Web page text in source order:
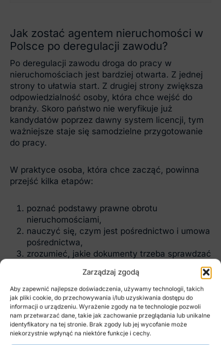
Zarządzaj zgodą
Aby zapewnić najlepsze doświadczenia, używamy technologii, takich
jak pliki cookie, do przechowywania i/lub uzyskiwania dostępu do
informacji o urządzeniu. Wyrażenie zgody na te technologie pozwoli
nam przetwarzać dane, takie jak zachowanie przeglądania lub unikalne
identyfikatory na tej stronie. Brak zgody lub jej wycofanie może
niekorzystnie wpłynąć na niektóre funkcje i cechy.
Jak zostać agentem nieruchomości w
Polsce po deregulacji zawodu?
Po deregulacji zawodu droga do pracy w
nieruchomościach jest bardziej otwarta. Z jednej
strony to ułatwia start. Z drugiej strony zwiększa
odpowiedzialność osoby, która chce wejść do
branży. Skoro państwo nie weryfikuje już
kandydatów poprzez dawny system licencji, tym
ważniejsze staje się samodzielne przygotowanie
do pracy.
W praktyce osoba, która chce zacząć, powinna
przejść kilka etapów:
poznać podstawy prawne obrotu
nieruchomościami,
nauczyć się, czym jest pośrednictwo i umowa
pośrednictwa,
zrozumieć, jakie dokumenty trzeba sprawdzać
nauczyć się rozmawiać ze sprzedającymi i
kupującymi,
poznać techniki pozyskiwania ofert,
nauczyć się prezentowania nieruchomości i
prowadzenia negocjacji,
zobaczyć, jak wygląda praktyczny proces od